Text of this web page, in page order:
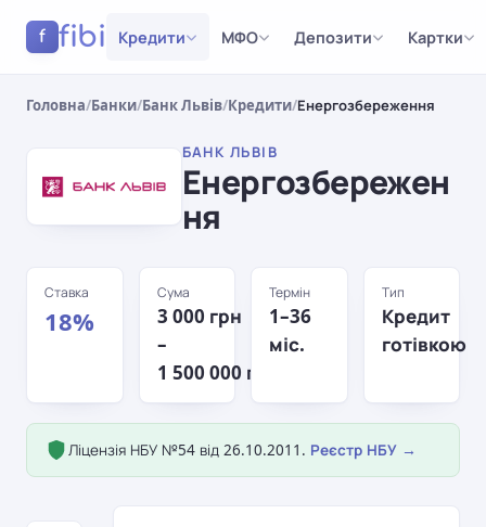
f fibi Кредити МФО Депозити Картки
Головна/Банки/Банк Львів/Кредити/Енергозбереження
БАНК ЛЬВІВ
Енергозбережен
ня
Ставка
18%
Сума
3 000 грн
–
1 500 000 грн
Термін
1–36
міс.
Тип
Кредит
готівкою
Ліцензія НБУ №54 від 26.10.2011. Реєстр НБУ →